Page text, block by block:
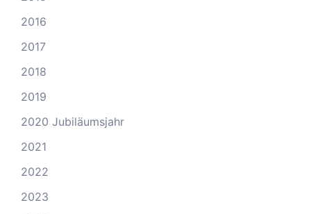
2016
2017
2018
2019
2020 Jubiläumsjahr
2021
2022
2023